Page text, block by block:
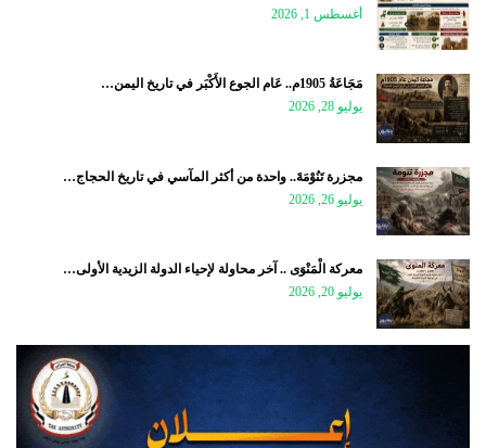
أغسطس 1, 2026
مَجَاعَةُ 1905م.. عَام الجوع الأَكْبَر في تاريخ اليمن…
يوليو 28, 2026
مجزرة تَنُوْمَةَ.. واحدة من أكثر المآسي في تاريخ الحجاج…
يوليو 26, 2026
معركة الْمَنْوَى .. آخر محاولة لإحياء الدولة الزيدية الأولى…
يوليو 20, 2026